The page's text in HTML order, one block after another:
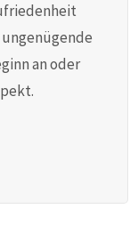
an oder